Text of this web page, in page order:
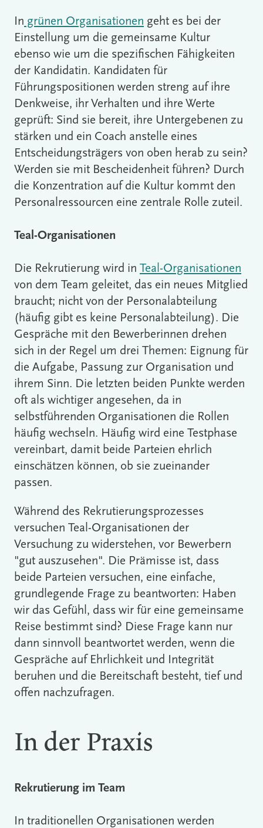
In grünen Organisationen geht es bei der
Einstellung um die gemeinsame Kultur
ebenso wie um die spezifischen Fähigkeiten
der Kandidatin. Kandidaten für
Führungspositionen werden streng auf ihre
Denkweise, ihr Verhalten und ihre Werte
geprüft: Sind sie bereit, ihre Untergebenen zu
stärken und ein Coach anstelle eines
Entscheidungsträgers von oben herab zu sein?
Werden sie mit Bescheidenheit führen? Durch
die Konzentration auf die Kultur kommt den
Personalressourcen eine zentrale Rolle zuteil.
Teal-Organisationen
Die Rekrutierung wird in Teal-Organisationen
von dem Team geleitet, das ein neues Mitglied
braucht; nicht von der Personalabteilung
(häufig gibt es keine Personalabteilung). Die
Gespräche mit den Bewerberinnen drehen
sich in der Regel um drei Themen: Eignung für
die Aufgabe, Passung zur Organisation und
ihrem Sinn. Die letzten beiden Punkte werden
oft als wichtiger angesehen, da in
selbstführenden Organisationen die Rollen
häufig wechseln. Häufig wird eine Testphase
vereinbart, damit beide Parteien ehrlich
einschätzen können, ob sie zueinander
passen.
Während des Rekrutierungsprozesses
versuchen Teal-Organisationen der
Versuchung zu widerstehen, vor Bewerbern
"gut auszusehen". Die Prämisse ist, dass
beide Parteien versuchen, eine einfache,
grundlegende Frage zu beantworten: Haben
wir das Gefühl, dass wir für eine gemeinsame
Reise bestimmt sind? Diese Frage kann nur
dann sinnvoll beantwortet werden, wenn die
Gespräche auf Ehrlichkeit und Integrität
beruhen und die Bereitschaft besteht, tief und
offen nachzufragen.
In der Praxis
Rekrutierung im Team
In traditionellen Organisationen werden